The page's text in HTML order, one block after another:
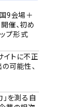
9会場＋
催、初め
プ形式
イトに不正
可能性、
」を測る自